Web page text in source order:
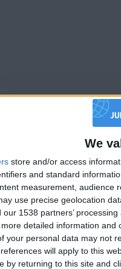
We
store and/or access
and standard
measurement, audience
use precise geolocation
1538 partners’
detailed information and
your personal data may not
will apply to this
by returning to this site and
🇺🇸 We
an
Join our
the firsts to